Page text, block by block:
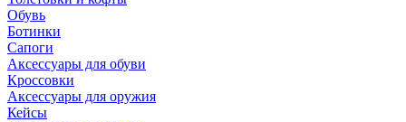
Обувь
Ботинки
Сапоги
Аксессуары для обуви
Кроссовки
Аксессуары для оружия
Кейсы